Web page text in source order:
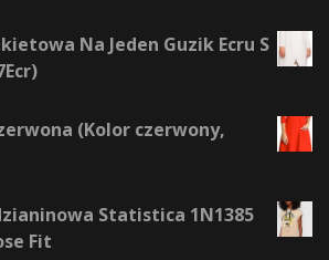
Na Jeden Guzik Ecru S
(Kolor czerwony,
Statistica 1N1385
Fit